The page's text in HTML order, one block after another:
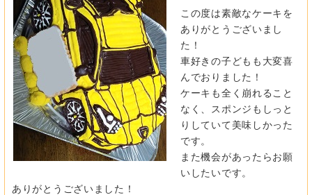
この度は素敵なケーキを
ありがとうございまし
た！
車好きの子どもも大変喜
んでおりました！
ケーキも全く崩れること
なく、スポンジもしっと
りしていて美味しかった
です。
また機会があったらお願
いしたいです。
ありがとうございました！